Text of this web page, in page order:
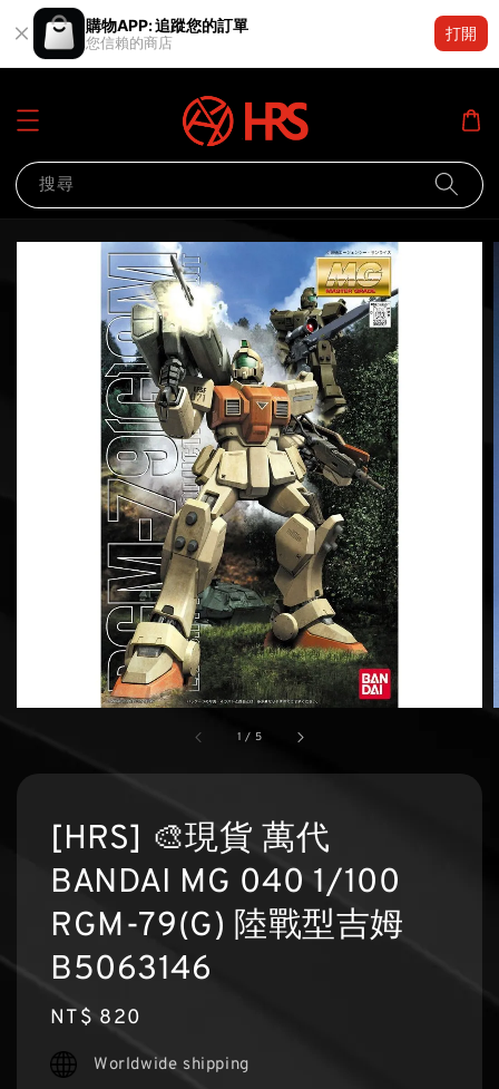
購物APP: 追蹤您的訂單
您信賴的商店
打開
搜尋
1 / 5
[HRS] 🎨現貨 萬代
BANDAI MG 040 1/100
RGM-79(G) 陸戰型吉姆
B5063146
Regular
price
NT$ 820
Worldwide shipping